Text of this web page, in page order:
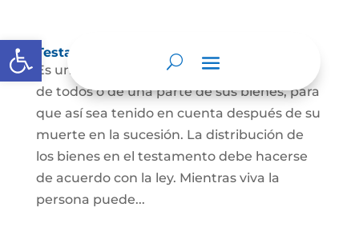
Abrir barra de herramientas
Testamento
Es un acto por el cual una persona dispone
de todos o de una parte de sus bienes, para
que así sea tenido en cuenta después de su
muerte en la sucesión. La distribución de
los bienes en el testamento debe hacerse
de acuerdo con la ley. Mientras viva la
persona puede...